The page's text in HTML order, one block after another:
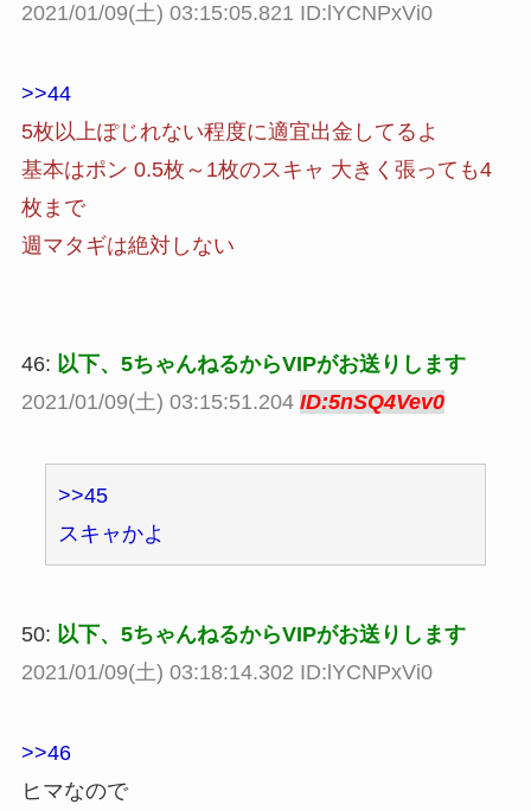
2021/01/09(土) 03:15:05.821 ID:lYCNPxVi0
>>44
5枚以上ぽじれない程度に適宜出金してるよ
基本はポン 0.5枚～1枚のスキャ 大きく張っても4
枚まで
週マタギは絶対しない
46: 以下、5ちゃんねるからVIPがお送りします
2021/01/09(土) 03:15:51.204 ID:5nSQ4Vev0
>>45
スキャかよ
50: 以下、5ちゃんねるからVIPがお送りします
2021/01/09(土) 03:18:14.302 ID:lYCNPxVi0
>>46
ヒマなので